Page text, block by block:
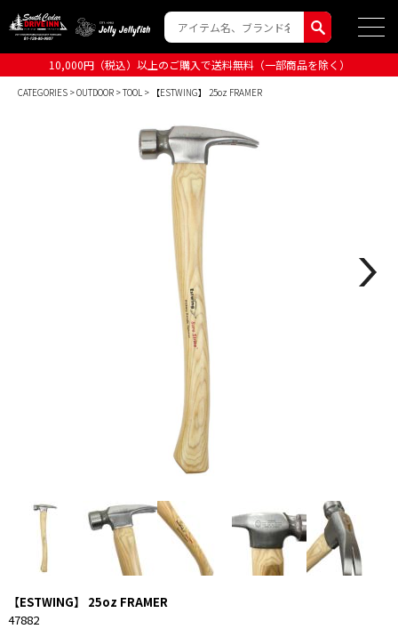
10,000円（税込）以上のご購入で送料無料（一部商品を除く）
CATEGORIES >OUTDOOR >TOOL > 【ESTWING】 25oz FRAMER
【ESTWING】 25oz FRAMER
47882